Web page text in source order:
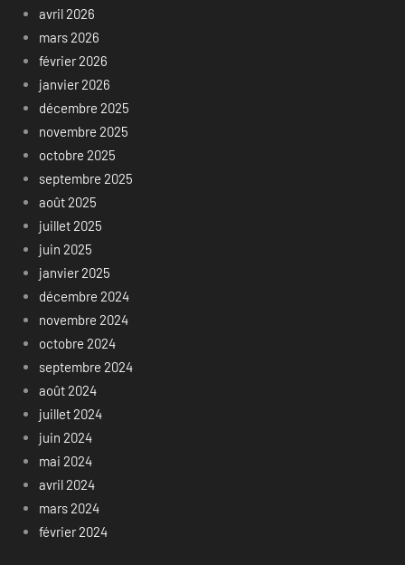
avril 2026
mars 2026
février 2026
janvier 2026
décembre 2025
novembre 2025
octobre 2025
septembre 2025
août 2025
juillet 2025
juin 2025
janvier 2025
décembre 2024
novembre 2024
octobre 2024
septembre 2024
août 2024
juillet 2024
juin 2024
mai 2024
avril 2024
mars 2024
février 2024